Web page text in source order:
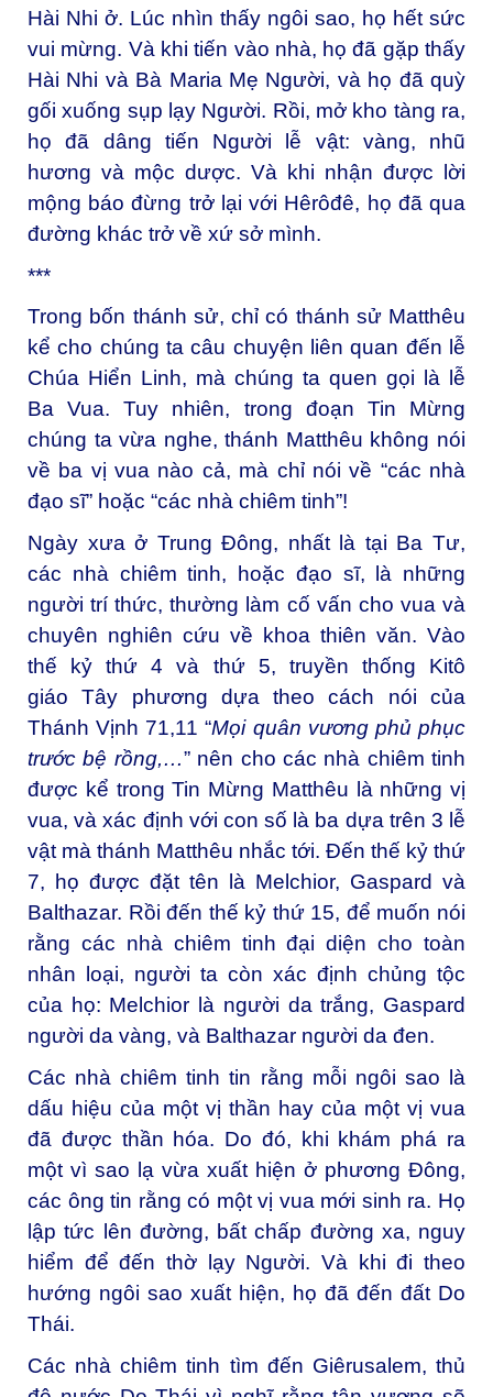
Hài Nhi ở. Lúc nhìn thấy ngôi sao, họ hết sức
vui mừng. Và khi tiến vào nhà, họ đã gặp thấy
Hài Nhi và Bà Maria Mẹ Người, và họ đã quỳ
gối xuống sụp lạy Người. Rồi, mở kho tàng ra,
họ đã dâng tiến Người lễ vật: vàng, nhũ
hương và mộc dược. Và khi nhận được lời
mộng báo đừng trở lại với Hêrôđê, họ đã qua
đường khác trở về xứ sở mình.
***
Trong bốn thánh sử, chỉ có thánh sử Matthêu
kể cho chúng ta câu chuyện liên quan đến lễ
Chúa Hiển Linh, mà chúng ta quen gọi là lễ
Ba Vua. Tuy nhiên, trong đoạn Tin Mừng
chúng ta vừa nghe, thánh Matthêu không nói
về ba vị vua nào cả, mà chỉ nói về “các nhà
đạo sĩ” hoặc “các nhà chiêm tinh”!
Ngày xưa ở Trung Ðông, nhất là tại Ba Tư,
các nhà chiêm tinh, hoặc đạo sĩ, là những
người trí thức, thường làm cố vấn cho vua và
chuyên nghiên cứu về khoa thiên văn. Vào
thế kỷ thứ 4 và thứ 5, truyền thống Kitô
giáo Tây phương dựa theo cách nói của
Thánh Vịnh 71,11 “Mọi quân vương phủ phục
trước bệ rồng,…” nên cho các nhà chiêm tinh
được kể trong Tin Mừng Matthêu là những vị
vua, và xác định với con số là ba dựa trên 3 lễ
vật mà thánh Matthêu nhắc tới. Ðến thế kỷ thứ
7, họ được đặt tên là Melchior, Gaspard và
Balthazar. Rồi đến thế kỷ thứ 15, để muốn nói
rằng các nhà chiêm tinh đại diện cho toàn
nhân loại, người ta còn xác định chủng tộc
của họ: Melchior là người da trắng, Gaspard
người da vàng, và Balthazar người da đen.
Các nhà chiêm tinh tin rằng mỗi ngôi sao là
dấu hiệu của một vị thần hay của một vị vua
đã được thần hóa. Do đó, khi khám phá ra
một vì sao lạ vừa xuất hiện ở phương Đông,
các ông tin rằng có một vị vua mới sinh ra. Họ
lập tức lên đường, bất chấp đường xa, nguy
hiểm để đến thờ lạy Người. Và khi đi theo
hướng ngôi sao xuất hiện, họ đã đến đất Do
Thái.
Các nhà chiêm tinh tìm đến Giêrusalem, thủ